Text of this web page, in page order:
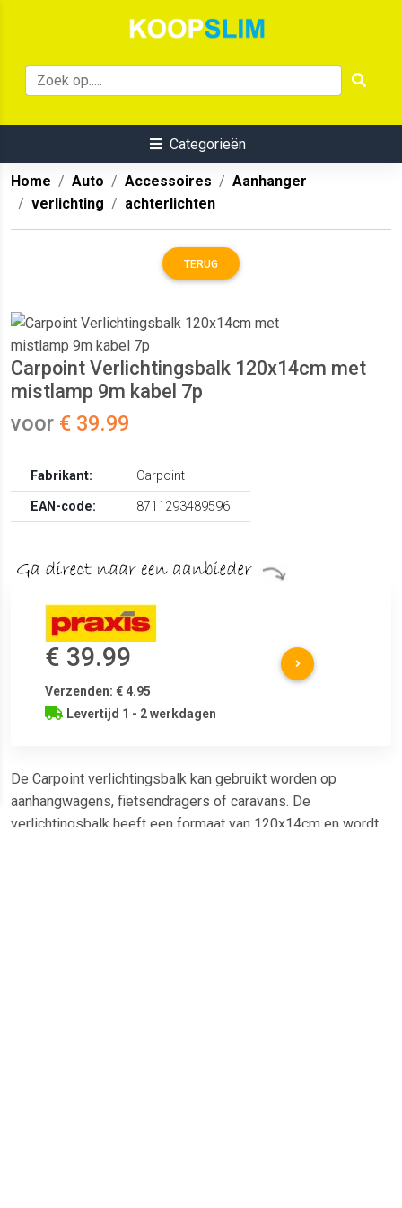
Categorieën
Home Auto Accessoires
Aanhanger
verlichting
achterlichten
TERUG
Carpoint Verlichtingsbalk 120x14cm met
mistlamp 9m kabel 7p
voor € 39.99
Fabrikant:
Carpoint
EAN-code:
8711293489596
€ 39.99
Verzenden: € 4.95
Levertijd 1 - 2 werkdagen
De Carpoint verlichtingsbalk kan gebruikt worden op
aanhangwagens, fietsendragers of caravans. De
verlichtingsbalk heeft een formaat van 120x14cm en wordt